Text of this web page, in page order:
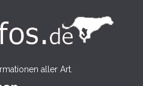
aller Art.